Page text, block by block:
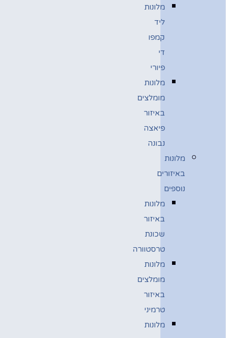
מלונות
ליד
קמפו
די
פיורי
מלונות
מומלצים
באיזור
פיאצה
נבונה
מלונות
באיזורים
נוספים
מלונות
באיזור
שכונת
טרסטוורה
מלונות
מומלצים
באיזור
טרמיני
מלונות